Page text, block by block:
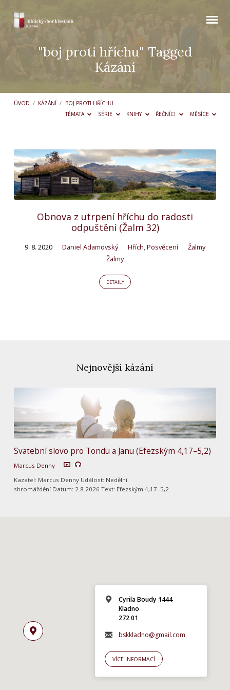
"boj proti hříchu" Tagged
Kázání
ÚVOD / KÁZÁNÍ / BOJ PROTI HŘÍCHU
TÉMATA
SÉRIE KNIHY ŘEČNÍCI MĚSÍCE
"boj
proti
hříchu"
Tagged
Obnova z utrpení hříchu do radosti
odpuštění (Žalm 32)
9. 8. 2020 Daniel Adamovský Hřích Posvěcení
Žalmy
Žalmy
DETAILY
Nejnovější kázání
Svatební slovo pro Tondu a Janu (Efezským 4,17–5,2)
Marcus Denny
Kazatel: Marcus Denny Událost: Nedělní
shromáždění Datum: 2.8.2026 Text: Efezským 4,17–5,2
Cyrila Boudy 1444
Kladno
272 01
bskkladno@gmail.com
VÍCE INFORMACÍ